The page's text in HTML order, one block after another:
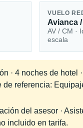
VUELO
Avianca
AV / CM ·
escala
· 4 noches de hotel
referencia:
del asesor ·
incluido en tarifa.